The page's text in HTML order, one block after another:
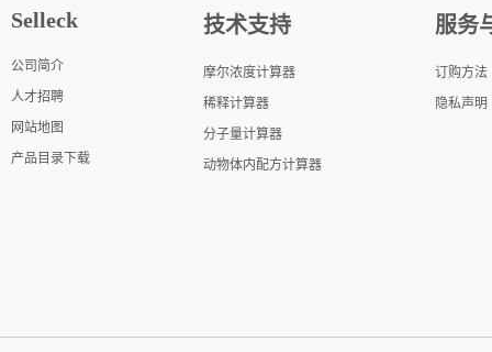
Selleck
公司简介
人才招聘
网站地图
产品目录下载
技术支持
摩尔浓度计算器
稀释计算器
分子量计算器
动物体内配方计算器
服务
订购方法
隐私声明